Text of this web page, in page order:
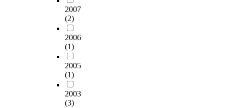
2007
(2)
2006
(1)
2005
(1)
2003
(3)